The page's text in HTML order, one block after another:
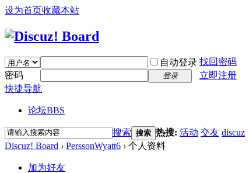
设为首页收藏本站
自动登录 找回密码
密码
登录
立即注册
快捷导航
论坛BBS
搜索 搜索 热搜: 活动 交友 discuz
Discuz! Board › PerssonWyatt6 › 个人资料
加为好友